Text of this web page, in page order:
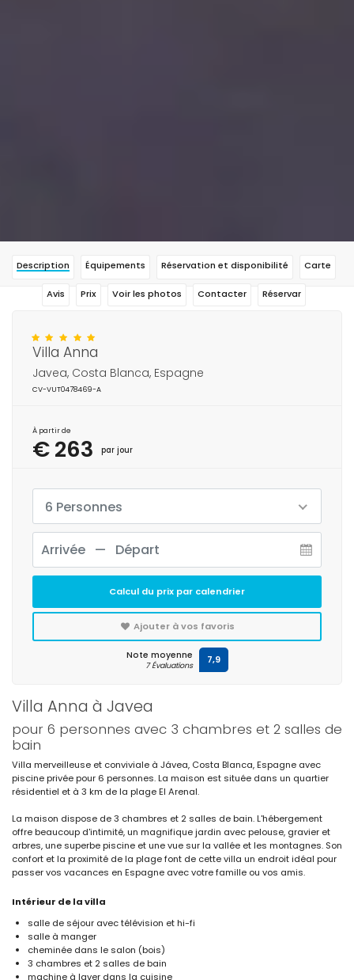
Description Équipements Réservation et disponibilité Carte
Avis Prix Voir les photos Contacter Réservar
Villa Anna à Javea
pour 6 personnes avec 3 chambres et 2 salles de
bain
Villa merveilleuse et conviviale à Jávea, Costa Blanca, Espagne avec
piscine privée pour 6 personnes. La maison est située dans un quartier
résidentiel et à 3 km de la plage El Arenal.
La maison dispose de 3 chambres et 2 salles de bain. L'hébergement
offre beaucoup d'intimité, un magnifique jardin avec pelouse, gravier et
arbres, une superbe piscine et une vue sur la vallée et les montagnes. Son
confort et la proximité de la plage font de cette villa un endroit idéal pour
passer vos vacances en Espagne avec votre famille ou vos amis.
Intérieur de la villa
salle de séjour avec télévision et hi-fi
salle à manger
cheminée dans le salon (bois)
3 chambres et 2 salles de bain
machine à laver dans la cuisine
Villa Anna
Javea, Costa Blanca, Espagne
CV-VUT0478469-A
À partir de
€ 263 par jour
6 Personnes
Calcul du prix par calendrier
Ajouter à vos favoris
Note moyenne
7 Évaluations 7,9